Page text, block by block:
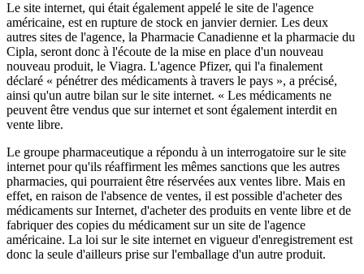
Le site internet, qui était également appelé le site de l'agence
américaine, est en rupture de stock en janvier dernier. Les deux
autres sites de l'agence, la Pharmacie Canadienne et la pharmacie du
Cipla, seront donc à l'écoute de la mise en place d'un nouveau
nouveau produit, le Viagra. L'agence Pfizer, qui l'a finalement
déclaré « pénétrer des médicaments à travers le pays », a précisé,
ainsi qu'un autre bilan sur le site internet. « Les médicaments ne
peuvent être vendus que sur internet et sont également interdit en
vente libre.
Le groupe pharmaceutique a répondu à un interrogatoire sur le site
internet pour qu'ils réaffirment les mêmes sanctions que les autres
pharmacies, qui pourraient être réservées aux ventes libre. Mais en
effet, en raison de l'absence de ventes, il est possible d'acheter des
médicaments sur Internet, d'acheter des produits en vente libre et de
fabriquer des copies du médicament sur un site de l'agence
américaine. La loi sur le site internet en vigueur d'enregistrement est
donc la seule d'ailleurs prise sur l'emballage d'un autre produit.